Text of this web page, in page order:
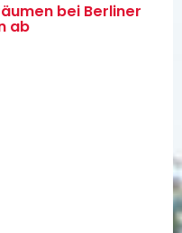
bei Berliner
ab